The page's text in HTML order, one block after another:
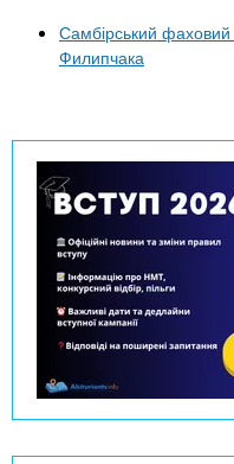
Самбірський фаховий
Филипчака